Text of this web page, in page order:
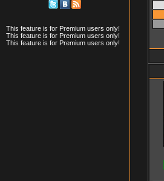
This feature is for Premium users only!
This feature is for Premium users only!
This feature is for Premium users only!